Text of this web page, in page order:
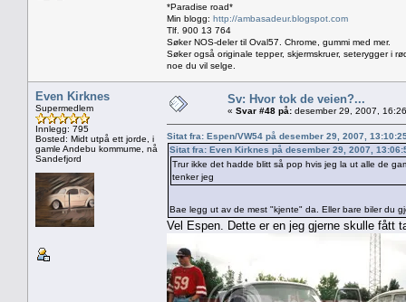
*Paradise road*
Min blogg: http://ambasadeur.blogspot.com
Tlf. 900 13 764
Søker NOS-deler til Oval57. Chrome, gummi med mer.
Søker også originale tepper, skjermskruer, seterygger i
noe du vil selge.
Even Kirknes
Supermedlem
Innlegg: 795
Bosted: Midt utpå ett jorde, i
gamle Andebu kommume, nå
Sandefjord
Sv: Hvor tok de veien?...
« Svar #48 på: desember 29, 2007,
Sitat fra: Espen/VW54 på desember 29, 2007,
Sitat fra: Even Kirknes på desember 29, 2007,
Trur ikke det hadde blitt så pop hvis jeg la ut alle de
tenker jeg
Bae legg ut av de mest "kjente" da. Eller bare biler du
Vel Espen. Dette er en jeg gjerne skulle fått